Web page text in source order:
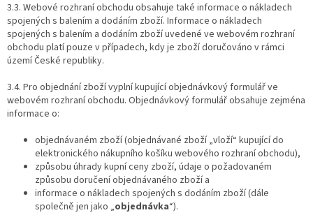
3.3. Webové rozhraní obchodu obsahuje také informace o nákladech
spojených s balením a dodáním zboží. Informace o nákladech
spojených s balením a dodáním zboží uvedené ve webovém rozhraní
obchodu platí pouze v případech, kdy je zboží doručováno v rámci
území České republiky.
3.4. Pro objednání zboží vyplní kupující objednávkový formulář ve
webovém rozhraní obchodu. Objednávkový formulář obsahuje zejména
informace o:
objednávaném zboží (objednávané zboží „vloží“ kupující do
elektronického nákupního košíku webového rozhraní obchodu),
způsobu úhrady kupní ceny zboží, údaje o požadovaném
způsobu doručení objednávaného zboží a
informace o nákladech spojených s dodáním zboží (dále
společně jen jako „objednávka“).